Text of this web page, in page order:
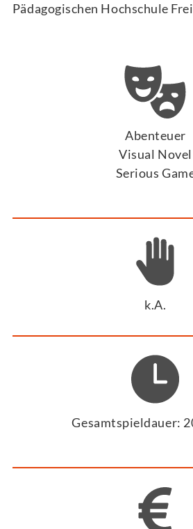
Pädagogischen Hochschule
Abenteuer
Visual Novel
Serious
k.A.
Gesamtspieldauer: